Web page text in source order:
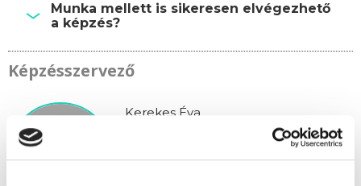
Munka mellett is sikeresen elvégezhető
a képzés?
Képzésszervező
Kerekes Éva
kerekes.eva@tanfolyam.hu